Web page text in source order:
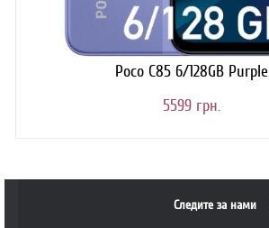
Poco C85 6/128GB Purple
5599 грн.
Следите за нами